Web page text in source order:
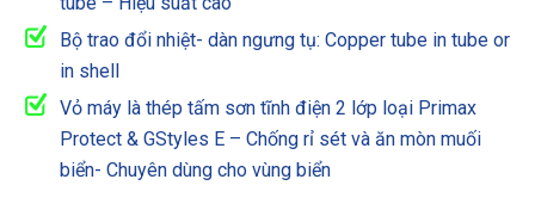
Bộ trao đổi nhiệt- dàn ngưng tụ: Copper tube in tube or
in shell
Vỏ máy là thép tấm sơn tĩnh điện 2 lớp loại Primax
Protect & GStyles E – Chống rỉ sét và ăn mòn muối
biển- Chuyên dùng cho vùng biển